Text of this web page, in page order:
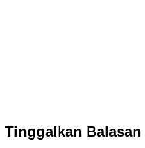
Tinggalkan Balasan